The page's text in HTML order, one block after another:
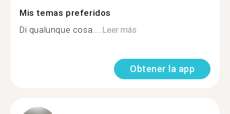
Mis temas preferidos
Di qualunque cosa....Leer más
Obtener la app